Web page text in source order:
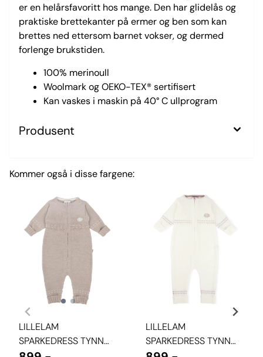
er en helårsfavoritt hos mange. Den har glidelås og
praktiske brettekanter på ermer og ben som kan
brettes ned ettersom barnet vokser, og dermed
forlenge brukstiden.
100% merinoull
Woolmark og OEKO-TEX® sertifisert
Kan vaskes i maskin på 40° C ullprogram
Produsent
Kommer også i disse fargene:
LILLELAM
SPARKEDRESS TYNN
LILLELAM
SPARKEDRESS TYNN